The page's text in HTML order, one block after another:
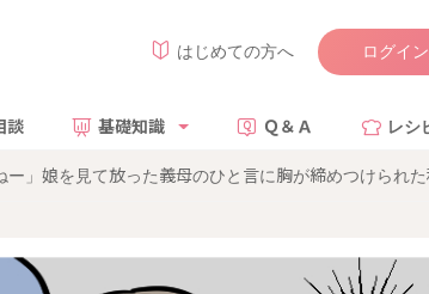
はじめての方へ ログイ
談 基礎知識 Ｑ＆Ａ レシ
ー」娘を見て放った義母のひと言に胸が締めつけられ